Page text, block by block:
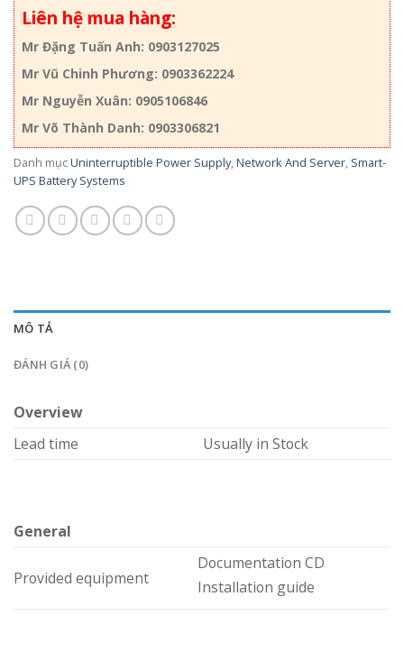
Liên hệ mua hàng:
Mr Đặng Tuấn Anh: 0903127025
Mr Vũ Chinh Phương: 0903362224
Mr Nguyễn Xuân: 0905106846
Mr Võ Thành Danh: 0903306821
Danh mụcUninterruptible Power Supply,Network And Server, Smart-
UPS Battery Systems
MÔ TẢ
ĐÁNH GIÁ (0)
Overview
Lead time
Usually in Stock
General
Provided equipment
Documentation CD
Installation guide